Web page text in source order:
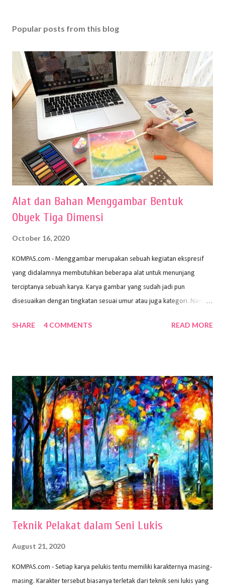
Popular posts from this blog
Alat dan Bahan Menggambar Bentuk
Obyek Tiga Dimensi
October 16, 2020
KOMPAS.com - Menggambar merupakan sebuah kegiatan ekspresif
yang didalamnya membutuhkan beberapa alat untuk menunjang
terciptanya sebuah karya. Karya gambar yang sudah jadi pun
disesuaikan dengan tingkatan sesuai umur atau juga kategori. Namun,
sehingga hasilnya bisa dilihat. Peran alat dan bahan sangat
memiliki spesifikasi berbeda sesuai jenisnya. Berikut peralatan
menggambar bentuk: 1. Kertas Gambar Kegiatan menggambar
membutuhkan kertas yang baik agar proses pembuatan gambar lebih
nyaman dan maksimal. Bahan kertas yang baik salah satu syaratnya
adalah tidak mudah sobek, mengingat menggambar merupakan
proses menggores dan menghapus. Kertas adalah bahan yang paling
ideal digunakan untuk menggambar. Dalam menggambar
menggunakan pen...
SHARE 4 COMMENTS READ MORE
Teknik Pelakat dalam Seni Lukis
August 21, 2020
KOMPAS.com - Setiap karya pelukis tentu memiliki karakternya masing-
masing. Karakter tersebut biasanya terletak dari teknik seni lukis yang